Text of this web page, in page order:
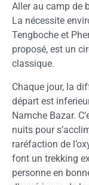
Aller au camp de
La nécessite
Tengboche et
proposé, est un
classique.
Chaque jour, la
départ est
Namche Bazar.
nuits pour
raréfaction de
font un trekking
personne en